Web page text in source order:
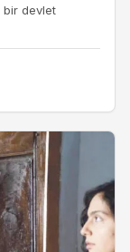
bir devlet